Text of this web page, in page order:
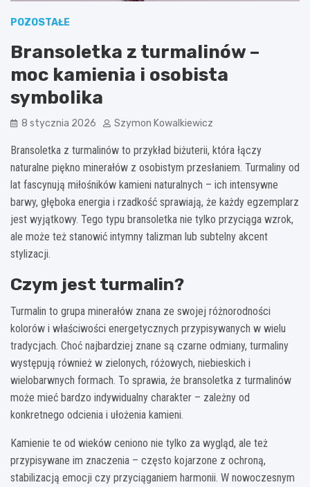
POZOSTAŁE
Bransoletka z turmalinów –
moc kamienia i osobista
symbolika
8 stycznia 2026 Szymon Kowalkiewicz
Bransoletka z turmalinów to przykład biżuterii, która łączy
naturalne piękno minerałów z osobistym przesłaniem. Turmaliny od
lat fascynują miłośników kamieni naturalnych – ich intensywne
barwy, głęboka energia i rzadkość sprawiają, że każdy egzemplarz
jest wyjątkowy. Tego typu bransoletka nie tylko przyciąga wzrok,
ale może też stanowić intymny talizman lub subtelny akcent
stylizacji.
Czym jest turmalin?
Turmalin to grupa minerałów znana ze swojej różnorodności
kolorów i właściwości energetycznych przypisywanych w wielu
tradycjach. Choć najbardziej znane są czarne odmiany, turmaliny
występują również w zielonych, różowych, niebieskich i
wielobarwnych formach. To sprawia, że bransoletka z turmalinów
może mieć bardzo indywidualny charakter – zależny od
konkretnego odcienia i ułożenia kamieni.
Kamienie te od wieków ceniono nie tylko za wygląd, ale też
przypisywane im znaczenia – często kojarzone z ochroną,
stabilizacją emocji czy przyciąganiem harmonii. W nowoczesnym